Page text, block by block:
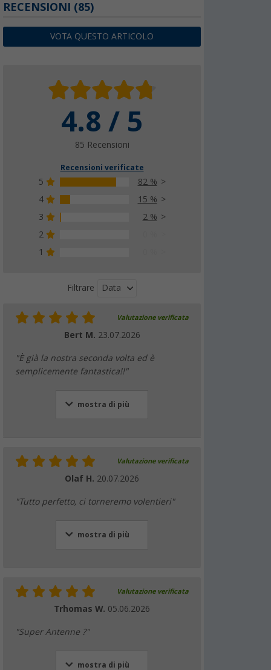
Treppiede Maxview per VuQube Auto II
108,00€
satellitare Maxview VuQube e Berger Move
(48)
57,99€
RECENSIONI (85)
VOTA QUESTO ARTICOLO
4.8 / 5
85 Recensioni
Recensioni verificate
5
82 %
4
15 %
3
2 %
2
1
Filtrare Data
Valutazione verificata
Bert M. 23.07.2026
"È già la nostra seconda volta ed è
semplicemente fantastica!!"
mostra di più
Valutazione verificata
Olaf H. 20.07.2026
"Tutto perfetto, ci torneremo volentieri"
mostra di più
Valutazione verificata
Trhomas W. 05.06.2026
"Super Antenne ?"
mostra di più